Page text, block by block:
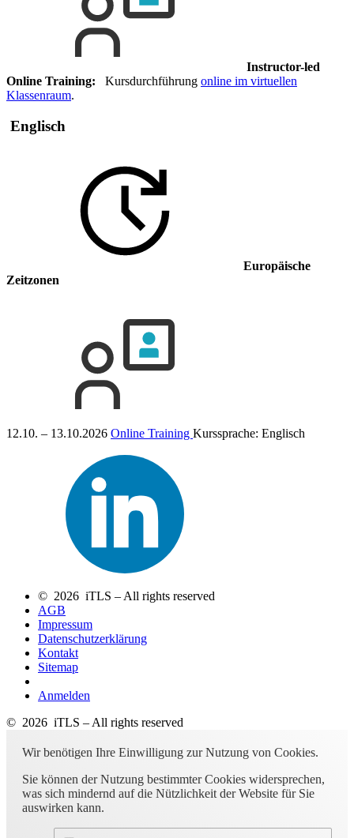
Instructor-led
Online Training: Kursdurchführung online im virtuellen
Klassenraum.
Englisch
Europäische
Zeitzonen
12.10. – 13.10.2026 Online Training Kurssprache: Englisch
© 2026 iTLS – All rights reserved
AGB
Impressum
Datenschutzerklärung
Kontakt
Sitemap
Anmelden
© 2026 iTLS – All rights reserved
Wir benötigen Ihre Einwilligung zur Nutzung von Cookies.
Sie können der Nutzung bestimmter Cookies widersprechen,
was sich mindernd auf die Nützlichkeit der Website für Sie
auswirken kann.